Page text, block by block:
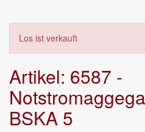
Los ist verkauft
Artikel: 6587 -
BSKA 5